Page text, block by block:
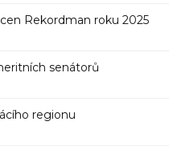
Rekordman roku 2025
senátorů
regionu